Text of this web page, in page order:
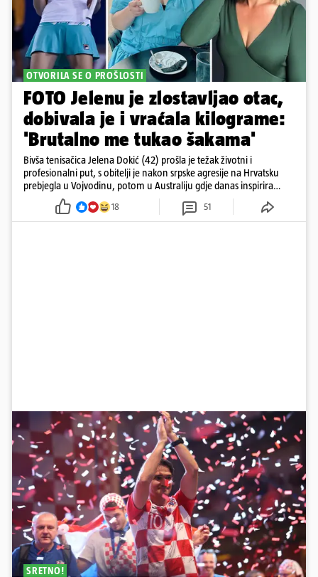
OTVORILA SE O PROŠLOSTI
FOTO Jelenu je zlostavljao otac,
dobivala je i vraćala kilograme:
'Brutalno me tukao šakama'
Bivša tenisačica Jelena Dokić (42) prošla je težak životni i
profesionalni put, s obitelji je nakon srpske agresije na Hrvatsku
prebjegla u Vojvodinu, potom u Australiju gdje danas inspirira
18 51
SRETNO!